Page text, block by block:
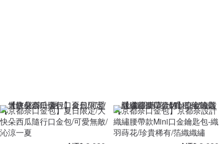
【京都奈口金包】夏日限定/大
快朵西瓜隨行口金包/可愛無敵/
沁涼一夏
【京都奈口金包】京都奈設計
織繡腰帶款Mini口金鑰匙包-織
羽蒔花/珍貴稀有/箔織織繡